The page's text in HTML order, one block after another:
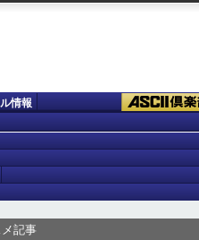
情報
記事